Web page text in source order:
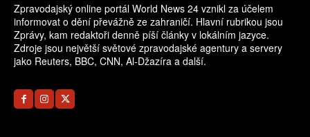
Zpravodajský online portál World News 24 vznikl za účelem
informovat o dění převážně ze zahraničí. Hlavní rubrikou jsou
Zprávy, kam redaktoři denně píší články v lokálním jazyce.
Zdroje jsou největší světové zpravodajské agentury a servery
jako Reuters, BBC, CNN, Al-Džazíra a další.